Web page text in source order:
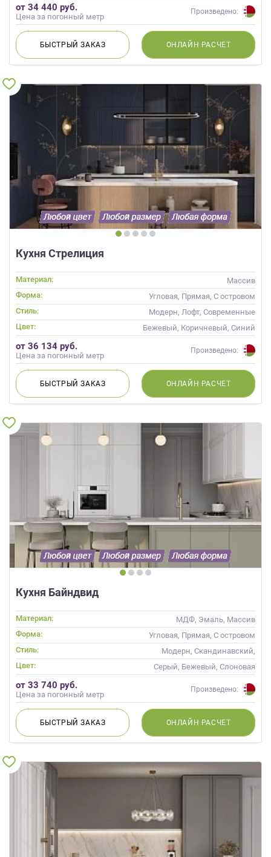
от 34 440 руб.
Цена за погонный метр
Произведено:
БЫСТРЫЙЗАКАЗ ОНЛАЙН РАСЧЕТ
Кухня Стрелиция
Материал:
Массив
Форма:
Угловая, Прямая, С островом
Стиль:
Модерн, Лофт, Современные
Цвет:
Бежевый, Коричневый, Синий
от 36 134 руб.
Цена за погонный метр
Произведено:
БЫСТРЫЙЗАКАЗ ОНЛАЙН РАСЧЕТ
Кухня Байндвид
Материал:
МДФ, Эмаль, Массив
Форма:
Угловая, Прямая, С островом
Стиль:
Модерн, Скандинавский,
Неоклассика, Современные
Цвет:
Серый, Бежевый, Слоновая
кость, Кремовый
от 33 740 руб.
Цена за погонный метр
Произведено:
БЫСТРЫЙЗАКАЗ ОНЛАЙН РАСЧЕТ